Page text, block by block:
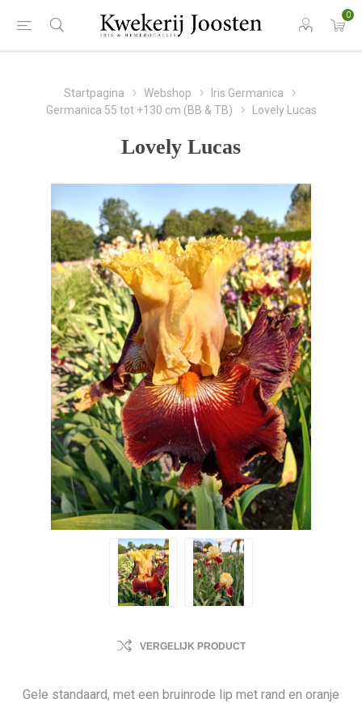
0
Startpagina Webshop
Iris Germanica
Germanica 55 tot +130 cm (BB & TB)
Lovely Lucas
Lovely Lucas
VERGELIJK PRODUCT
Gele standaard, met een bruinrode lip met rand en oranje